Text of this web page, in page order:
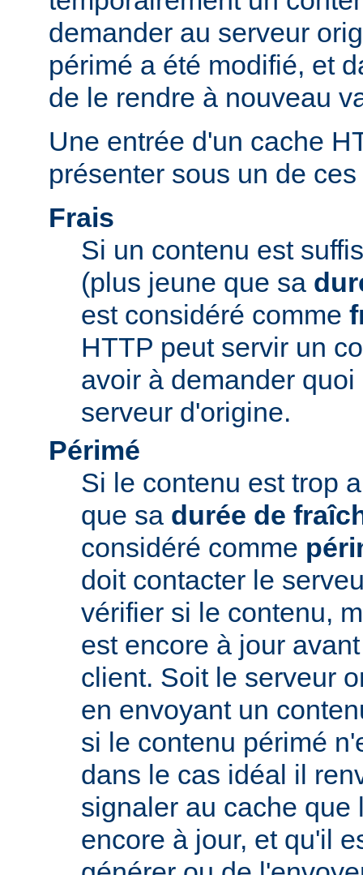
demander au serveur
périmé a été modifié, et
de le rendre à nouveau
Une entrée d'un cache
présenter sous un de
Frais
Si un contenu est
(plus jeune que sa
est considéré comme
HTTP peut servir un
avoir à demander
serveur d'origine.
Périmé
Si le contenu est trop
que sa durée de
considéré comme
doit contacter le
vérifier si le contenu,
est encore à jour
client. Soit le serveur
en envoyant un
si le contenu périmé
dans le cas idéal il
signaler au cache que
encore à jour, et qu'il